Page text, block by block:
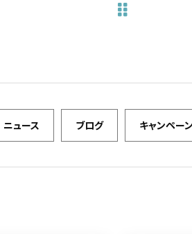
ニュース ブログ キャンペーン